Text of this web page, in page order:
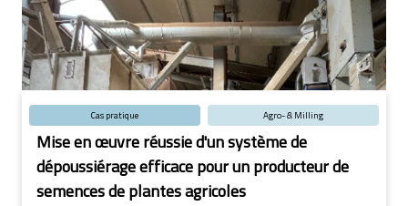
Cas pratique Agro- & Milling
Mise en œuvre réussie d'un système de
dépoussiérage efficace pour un producteur de
semences de plantes agricoles